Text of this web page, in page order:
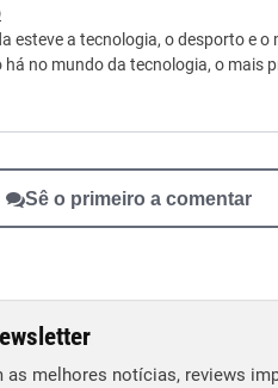
que procuro
esteve a tecnologia, o desporto e
há no mundo da tecnologia, o mais
Sê o primeiro a comentar
as melhores notícias, reviews